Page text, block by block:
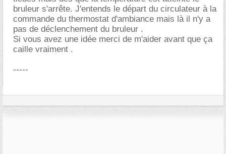
bruleur s'arrête. J'entends le départ du circulateur à la
commande du thermostat d'ambiance mais là il n'y a
pas de déclenchement du bruleur .
Si vous avez une idée merci de m'aider avant que ça
caille vraiment .
-----